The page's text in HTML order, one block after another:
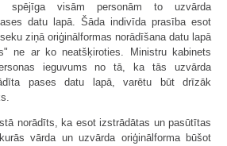
spējīga visām personām to uzvārda
datu lapā. Šāda indivīda prasība esot
ziņā oriģinālformas norādīšana datu lapā
ne ar ko neatšķiroties. Ministru kabinets
ieguvums no tā, ka tās uzvārda
pases datu lapā, varētu būt drīzāk
norādīts, ka esot izstrādātas un pasūtītas
vārda un uzvārda oriģinālforma būšot